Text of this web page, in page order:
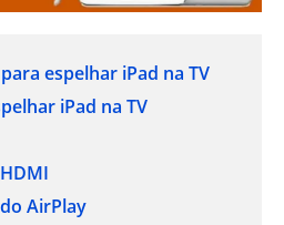
espelhar iPad na TV
iPad na TV
AirPlay